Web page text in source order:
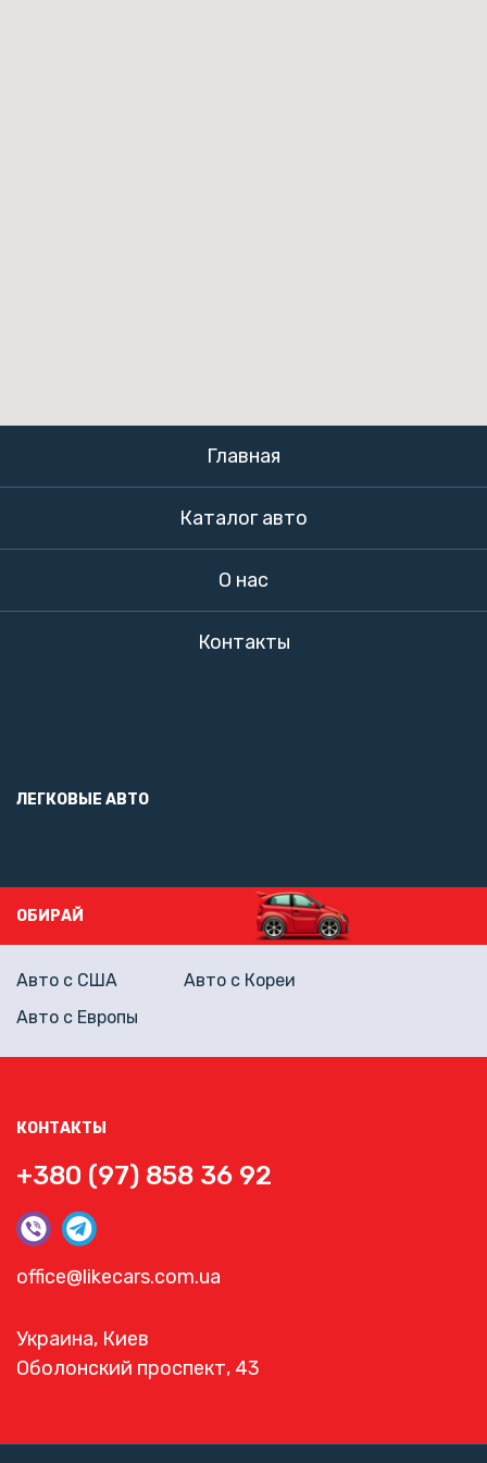
Главная
Каталог авто
О нас
Контакты
ЛЕГКОВЫЕ АВТО
КОНТАКТЫ
+380 (97) 858 36 92
office@likecars.com.ua
Украина, Киев
Оболонский проспект, 43
ОБИРАЙ
Авто с США
Авто с Кореи
Авто с Европы